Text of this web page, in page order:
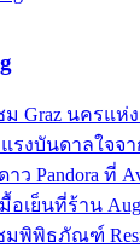
ม Graz นครแ
งบันดาลใจจาก
Pandora ที่
เย็นที่ร้าน
พิพิธภัณฑ์